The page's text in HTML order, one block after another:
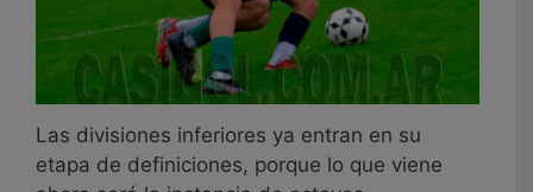
Las divisiones inferiores ya entran en su
etapa de definiciones, porque lo que viene